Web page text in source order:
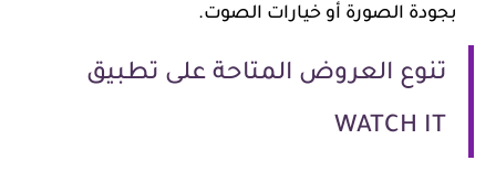
بجودة الصورة أو خيارات الصوت.
تنوع العروض المتاحة على تطبيق
WATCH IT